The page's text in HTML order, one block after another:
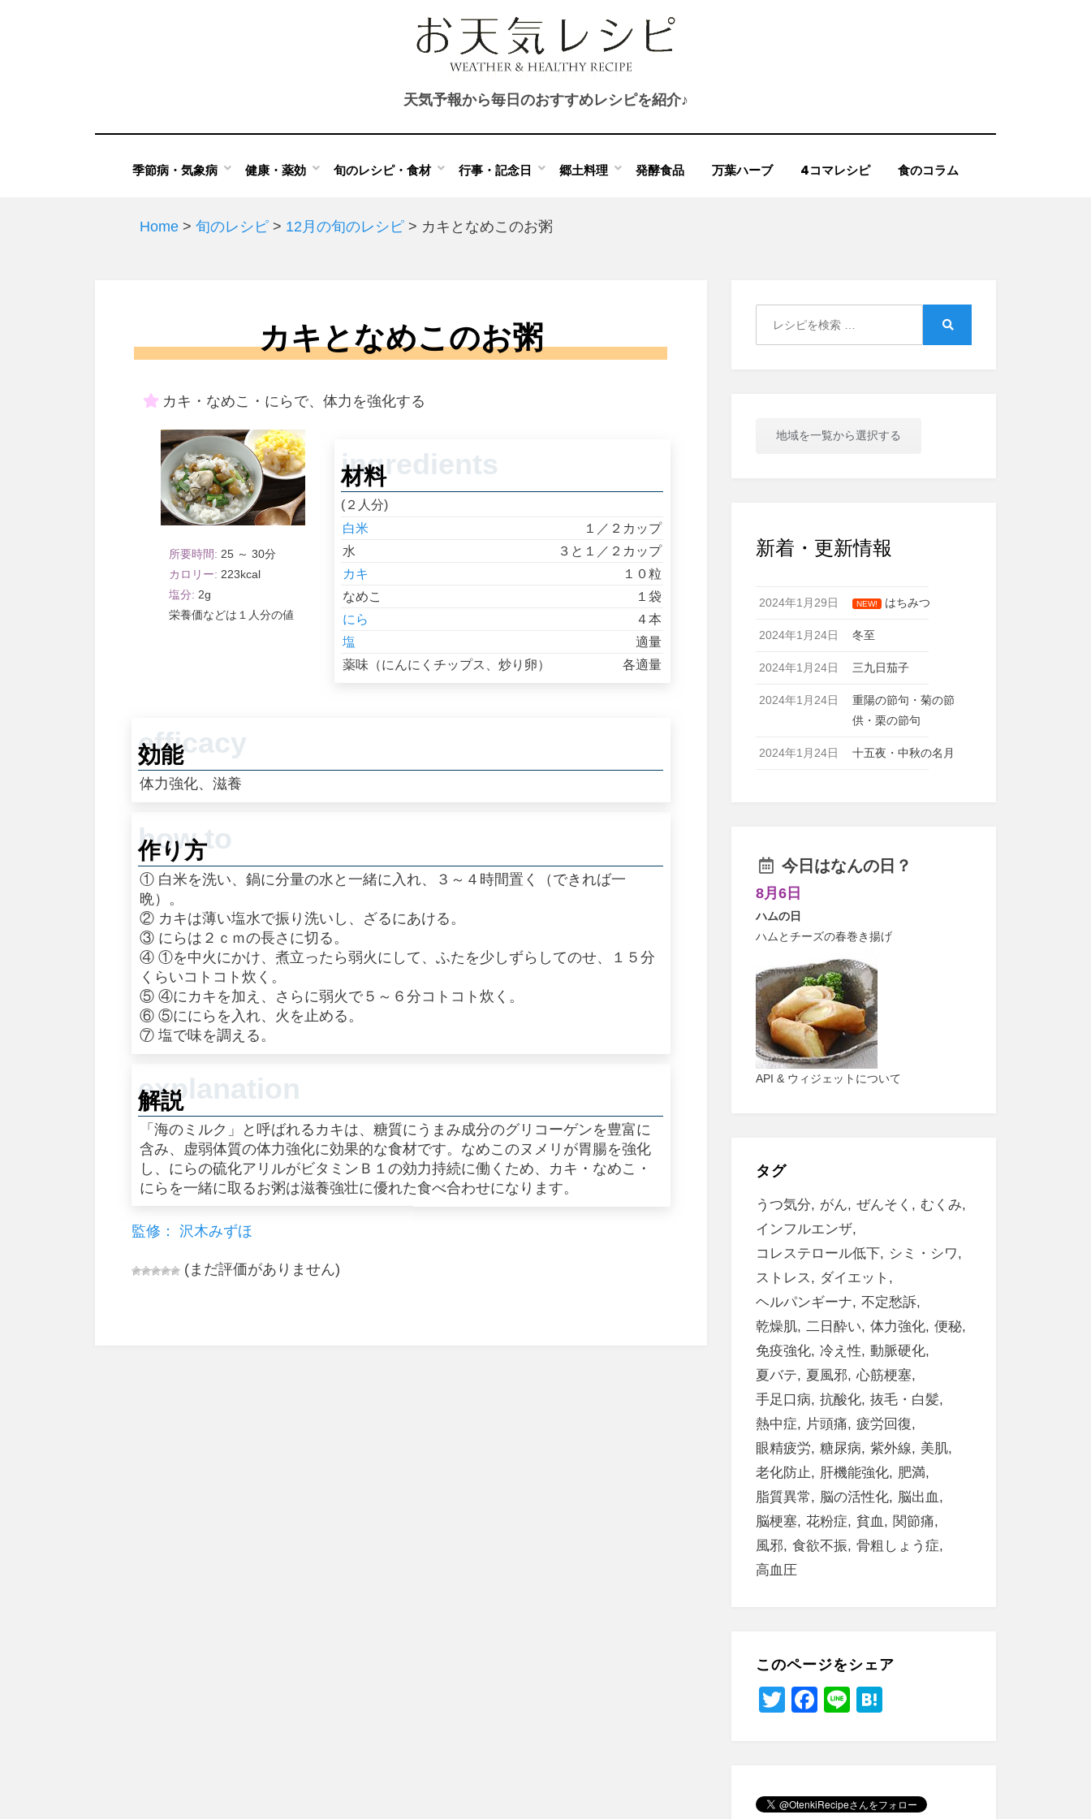
天気予報から毎日のおすすめレシピを紹介♪
季節病・気象病 健康・薬効 旬のレシピ・食材 行事・記念日 郷土料理 発酵食品 万葉ハーブ 4コマレシピ 食のコラム
Home > 旬のレシピ > 12月の旬のレシピ > カキとなめこのお粥
カキとなめこのお粥
カキ・なめこ・にらで、体力を強化する
25 ～ 30
223
2
１人分
材料
(２人分)
白米
１／２カップ
水
３と１／２カップ
カキ
１０粒
なめこ
１袋
にら
４本
塩
適量
薬味（にんにくチップス、炒り卵）
各適量
効能
体力強化、滋養
作り方
① 白米を洗い、鍋に分量の水と一緒に入れ、３～４時間置く（できれば一
晩）。
② カキは薄い塩水で振り洗いし、ざるにあける。
③ にらは２ｃｍの長さに切る。
④ ①を中火にかけ、煮立ったら弱火にして、ふたを少しずらしてのせ、１５分
くらいコトコト炊く。
⑤ ④にカキを加え、さらに弱火で５～６分コトコト炊く。
⑥ ⑤ににらを入れ、火を止める。
⑦ 塩で味を調える。
解説
「海のミルク」と呼ばれるカキは、糖質にうまみ成分のグリコーゲンを豊富に
含み、虚弱体質の体力強化に効果的な食材です。なめこのヌメリが胃腸を強化
し、にらの硫化アリルがビタミンＢ１の効力持続に働くため、カキ・なめこ・
にらを一緒に取るお粥は滋養強壮に優れた食べ合わせになります。
監修： 沢木みずほ
(まだ評価がありません)
地域を一覧から選択する
新着・更新情報
2024年1月29日 NEW! はちみつ
2024年1月24日 冬至
2024年1月24日 三九日茄子
2024年1月24日
重陽の節句・菊の節
供・栗の節句
2024年1月24日 十五夜・中秋の名月
今日はなんの日？
8月6日
ハムの日
ハムとチーズの春巻き揚げ
API & ウィジェットについて
タグ
うつ気分 がん ぜんそく
むくみ
インフルエンザ
コレステロール低下
シミ・シワ
ストレス
ダイエット
ヘルパンギーナ
不定愁訴
乾燥肌 二日酔い 体力強化 便秘
免疫強化 冷え性
動脈硬化
夏バテ
夏風邪
心筋梗塞
手足口病
抗酸化 抜毛・白髪
熱中症
片頭痛
疲労回復
眼精疲労
糖尿病 紫外線
美肌
老化防止
肝機能強化
肥満
脂質異常
脳の活性化
脳出血
脳梗塞
花粉症 貧血
関節痛
風邪
食欲不振
骨粗しょう症
高血圧
このページをシェア
T
F
b
Li
a